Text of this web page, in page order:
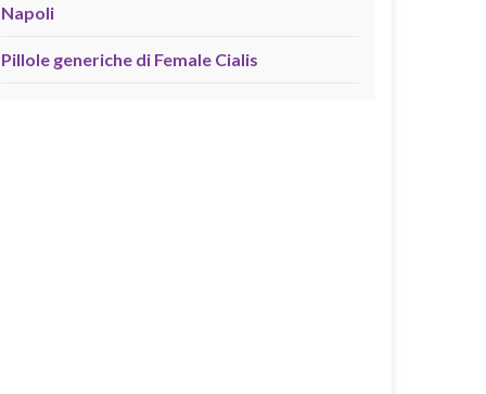
Napoli
Pillole generiche di Female Cialis